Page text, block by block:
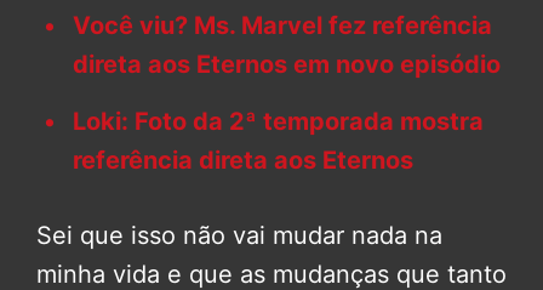
Você viu? Ms. Marvel fez referência
direta aos Eternos em novo episódio
Loki: Foto da 2ª temporada mostra
referência direta aos Eternos
Sei que isso não vai mudar nada na
minha vida e que as mudanças que tanto